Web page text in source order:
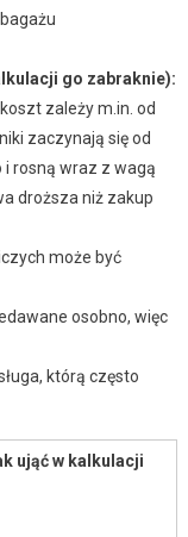
go zabraknie):
zależy m.in. od
zaczynają się od
i rosną wraz z wagą
droższa niż zakup
może być
osobno, więc
którą często
ująć w kalkulacji